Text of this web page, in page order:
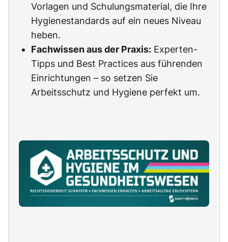
Vorlagen und Schulungsmaterial, die Ihre
Hygienestandards auf ein neues Niveau
heben.
Fachwissen aus der Praxis: Experten-
Tipps und Best Practices aus führenden
Einrichtungen – so setzen Sie
Arbeitsschutz und Hygiene perfekt um.